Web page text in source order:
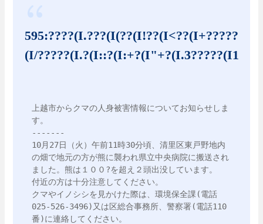
595:????(I.???(I(??(I!??(I<??(I+?????
(I/?????(I.?(I::?(I:+?(I"+?(I.3?????(I1
上越市からクマの人身被害情報についてお知らせしま
す。
-------
10月27日（火）午前11時30分頃、清里区東戸野地内
の畑で地元の方が熊に襲われ県立中央病院に搬送され
ました。熊は１００?を超え２頭出没しています。
付近の方は十分注意してください。
クマやイノシシを見かけた際は、環境保全課(電話
025-526-3496)又は区総合事務所、警察署(電話110
番)に連絡してください。